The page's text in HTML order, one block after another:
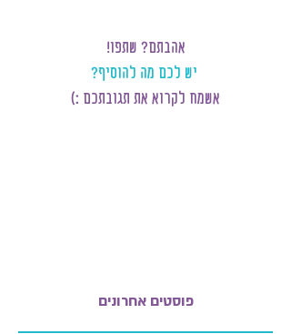
אהבתם? שתפו!
יש לכם מה להוסיף?
אשמח לקרוא את תגובתכם :)
פוסטים אחרונים